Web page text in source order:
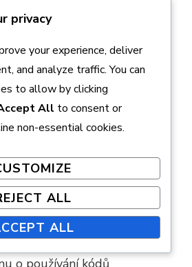
obdržíte. Sledujte
s vaším
prodejci mohou nabízet
uživatele kódů peněženky,
předmětynebo extra měna.
o těchto příležitostech vám
váš herní rozpočet.
výdaje
o používání kódů
privacy
your experience, deliver
and analyze traffic. You can
to allow by clicking
All to consent or
non-essential cookies.
ALL
ALL